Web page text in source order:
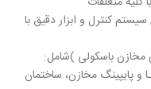
ﮐﻨﺘﺮل و اﺑﺰار دﻗﯿﻖ ﺑﺎ
ﻣﺨﺎزن ﺑﺎﺳﮑﻮﻟﯽ )ﺷﺎﻣﻞ:
ﭘﺎﯾﭙﯿﻨﮓ ﻣﺨﺎزن، ﺳﺎﺧﺘﻤﺎن